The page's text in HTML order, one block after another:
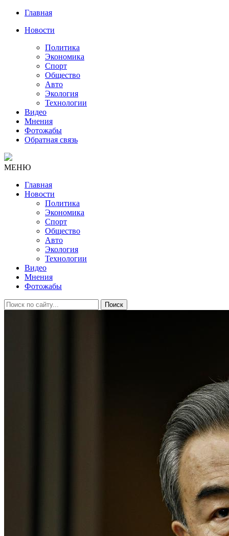
Главная
Новости
Политика
Экономика
Спорт
Общество
Авто
Экология
Технологии
Видео
Мнения
Фотожабы
Обратная связь
МЕНЮ
Главная
Новости
Политика
Экономика
Спорт
Общество
Авто
Экология
Технологии
Видео
Мнения
Фотожабы
Поиск